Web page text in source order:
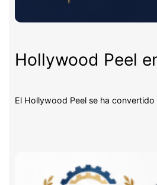
Hollywood Peel
El Hollywood Peel se ha